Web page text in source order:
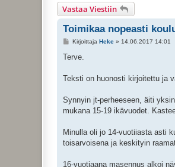
Vastaa Viestiin
Toimikaa nopeasti
V
e
i
Kirjoittaja Heke» 14.06.2017 14:01
Terve.
Teksti on huonosti kirjoitettu ja
Synnyin jt-perheeseen, äiti
mukana 15-19 ikävuodet.
Minulla oli jo 14-vuotiiasta asti
toisarvoisena ja keskityin
16-vuotiaana masennus alkoi